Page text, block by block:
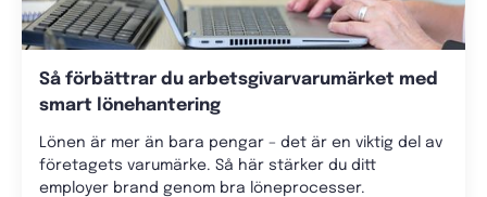
Så förbättrar du arbetsgivarvarumärket med
smart lönehantering
Lönen är mer än bara pengar – det är en viktig del av
företagets varumärke. Så här stärker du ditt
employer brand genom bra löneprocesser.